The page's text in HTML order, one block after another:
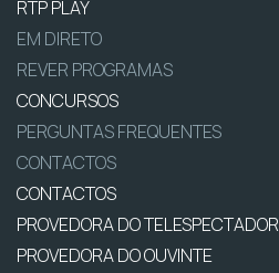
RTP PLAY
EM DIRETO
REVER PROGRAMAS
CONCURSOS
PERGUNTAS FREQUENTES
CONTACTOS
CONTACTOS
PROVEDORA DO TELESPECTADOR
PROVEDORA DO OUVINTE